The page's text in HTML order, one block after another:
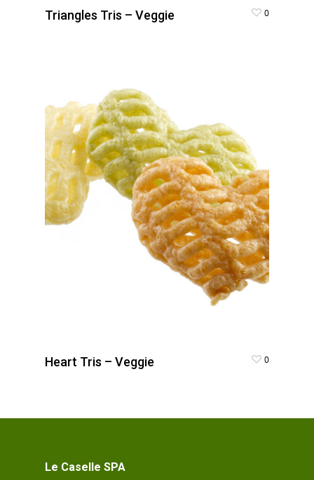
Triangles Tris – Veggie 0
Heart Tris – Veggie 0
Le Caselle SPA